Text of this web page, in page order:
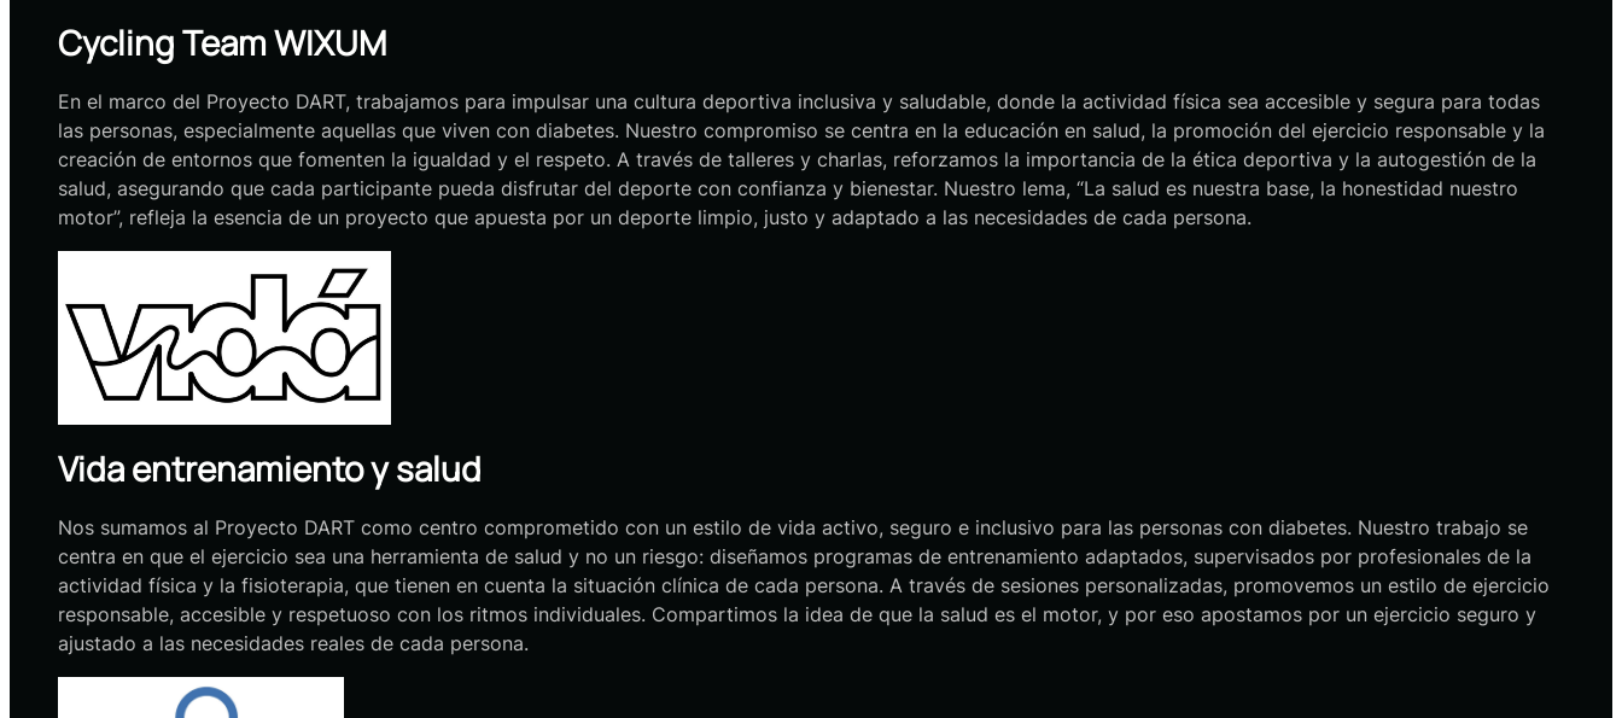
Cycling Team WIXUM
En el marco del Proyecto DART, trabajamos para impulsar una cultura deportiva inclusiva y saludable, donde la actividad física sea accesible y segura para todas
las personas, especialmente aquellas que viven con diabetes. Nuestro compromiso se centra en la educación en salud, la promoción del ejercicio responsable y la
creación de entornos que fomenten la igualdad y el respeto. A través de talleres y charlas, reforzamos la importancia de la ética deportiva y la autogestión de la
salud, asegurando que cada participante pueda disfrutar del deporte con confianza y bienestar. Nuestro lema, “La salud es nuestra base, la honestidad nuestro
motor”, refleja la esencia de un proyecto que apuesta por un deporte limpio, justo y adaptado a las necesidades de cada persona.
Vida entrenamiento y salud
Nos sumamos al Proyecto DART como centro comprometido con un estilo de vida activo, seguro e inclusivo para las personas con diabetes. Nuestro trabajo se
centra en que el ejercicio sea una herramienta de salud y no un riesgo: diseñamos programas de entrenamiento adaptados, supervisados por profesionales de la
actividad física y la fisioterapia, que tienen en cuenta la situación clínica de cada persona. A través de sesiones personalizadas, promovemos un estilo de ejercicio
responsable, accesible y respetuoso con los ritmos individuales. Compartimos la idea de que la salud es el motor, y por eso apostamos por un ejercicio seguro y
ajustado a las necesidades reales de cada persona.